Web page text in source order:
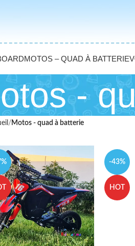
MOTOS – QUAD À BATTERIE
-
Motos - quad à batterie
-43%
HOT